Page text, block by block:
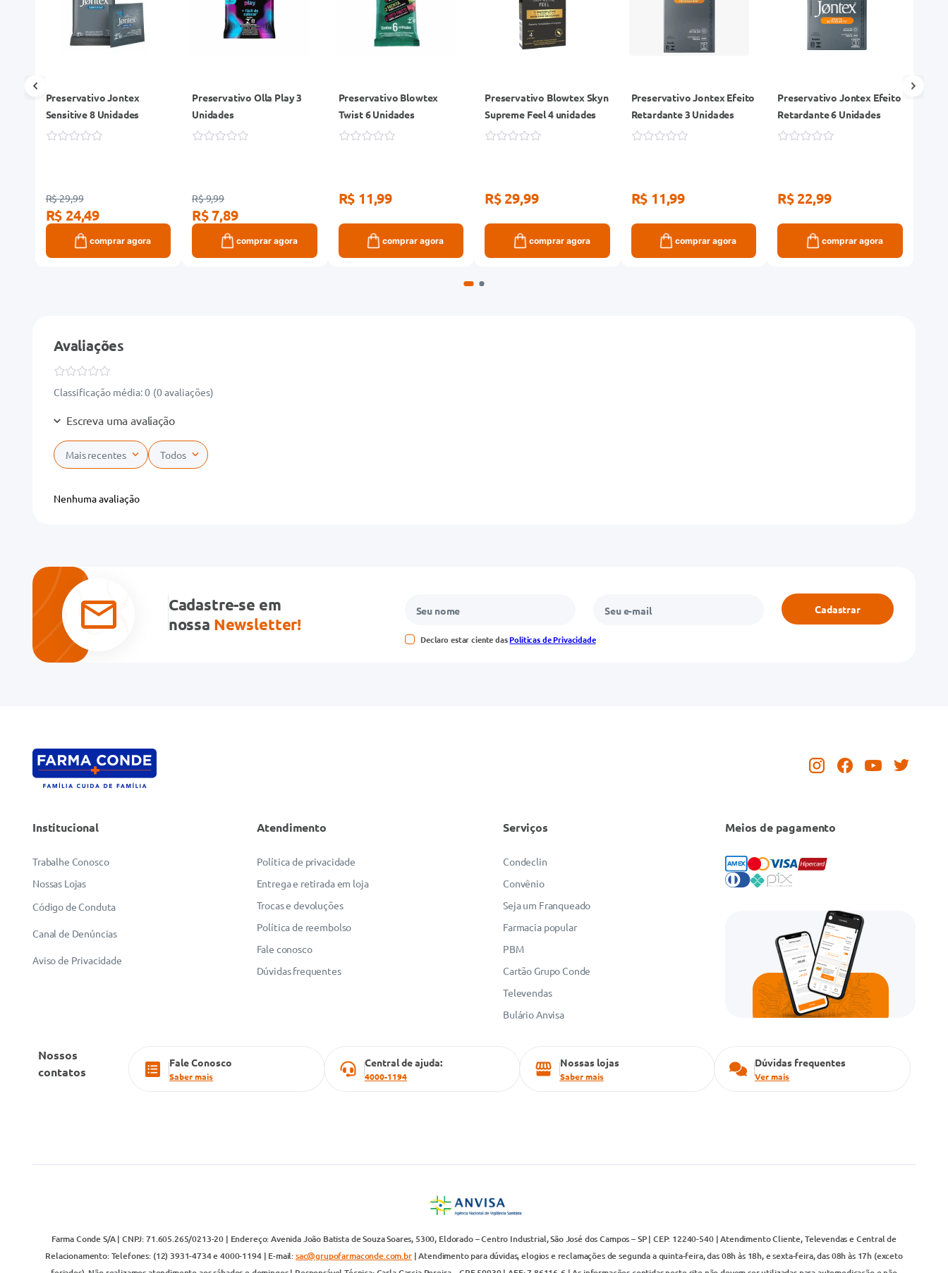
Preservativo Jontex
Sensitive 8 Unidades
R$ 29,99
R$ 24,49
comprar agora
Preservativo Olla Play 3
Unidades
R$ 9,99
R$ 7,89
comprar agora
Preservativo Blowtex
Twist 6 Unidades
R$ 11,99
comprar agora
Preservativo Blowtex Skyn
Supreme Feel 4 unidades
R$ 29,99
comprar agora
Preservativo Jontex Efeito
Retardante 3 Unidades
R$ 11,99
comprar agora
Preservativo Jontex Efeito
Retardante 6 Unidades
R$ 22,99
comprar agora
Avaliações
Classificação média: 0 (0 avaliações)
Escreva uma avaliação
Adicionar avaliação
Avalie o produto de 1 a 5 estrelas
★★★
Seu nome
Mais recentes Todos
Nenhuma avaliação
Cadastre-se em
nossa Newsletter!
Declaro estar ciente dasPolíticas de Privacidade
Cadastrar
Institucional
Trabalhe Conosco
Nossas Lojas
Código de Conduta
Canal de Denúncias
Aviso de Privacidade
Atendimento
Política de privacidade
Entrega e retirada em loja
Trocas e devoluções
Política de reembolso
Fale conosco
Dúvidas frequentes
Serviços
Condeclin
Convênio
Seja um Franqueado
Farmacia popular
PBM
Cartão Grupo Conde
Televendas
Bulário Anvisa
Meios de pagamento
Nossos
contatos
Fale Conosco
Saber mais
Central de ajuda:
4000-1194
Nossas lojas
Saber mais
Dúvidas frequentes
Ver mais
Farma Conde S/A | CNPJ: 71.605.265/0213-20 | Endereço: Avenida João Batista de Souza Soares, 5300, Eldorado – Centro Industrial, São José dos Campos – SP | CEP: 12240-540 | Atendimento Cliente, Televendas e Central de
Relacionamento: Telefones: (12) 3931-4734 e 4000-1194 | E-mail:sac@grupofarmaconde.com.br| Atendimento para dúvidas, elogios e reclamações de segunda a quinta-feira, das 08h às 18h, e sexta-feira, das 08h às 17h (exceto